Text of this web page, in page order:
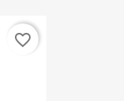
favorite_border